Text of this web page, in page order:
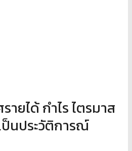
ายได้ กำไร ไตรมาส
นประวัติการณ์